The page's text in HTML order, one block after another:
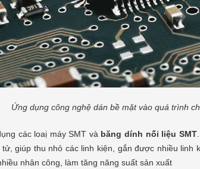
là
ưa
áo
thắc
Hoàng Gia Số
20/08/2019
Tĩnh điện là hiện tượng mất cân bằng điện
tích trên bề mặt của vật liệu. Điện tích sẽ
được lưu giữ ở đó cho đến khi nó có thể
truyền đi nơi khác thông qua 1 dòng điện
hoặc...[Xem thêm]
Ứng dụng công nghệ dán bề mặt vào quá trình
các loaị máy SMT và băng dính nối liệu SMT
giúp thu nhỏ các linh kiện, gắn được nhiều linh
nhân công, làm tăng năng suất sản xuất